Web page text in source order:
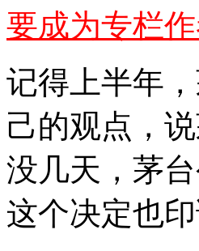
要成为专栏
记得上半年
己的观点，
没几天，茅
这个决定也